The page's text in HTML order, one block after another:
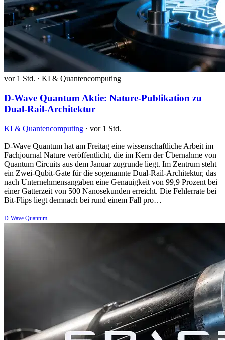
vor 1 Std. · KI & Quantencomputing
D-Wave Quantum Aktie: Nature-Publikation zu
Dual-Rail-Architektur
KI & Quantencomputing · vor 1 Std.
D-Wave Quantum hat am Freitag eine wissenschaftliche Arbeit im
Fachjournal Nature veröffentlicht, die im Kern der Übernahme von
Quantum Circuits aus dem Januar zugrunde liegt. Im Zentrum steht
ein Zwei-Qubit-Gate für die sogenannte Dual-Rail-Architektur, das
nach Unternehmensangaben eine Genauigkeit von 99,9 Prozent bei
einer Gatterzeit von 500 Nanosekunden erreicht. Die Fehlerrate bei
Bit-Flips liegt demnach bei rund einem Fall pro…
D-Wave Quantum